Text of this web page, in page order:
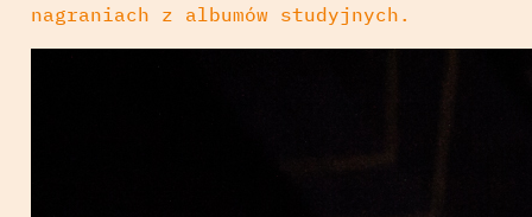
nagraniach z albumów studyjnych.